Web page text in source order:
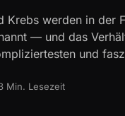
Krebs werden in der
— und das
und
Min. Lesezeit